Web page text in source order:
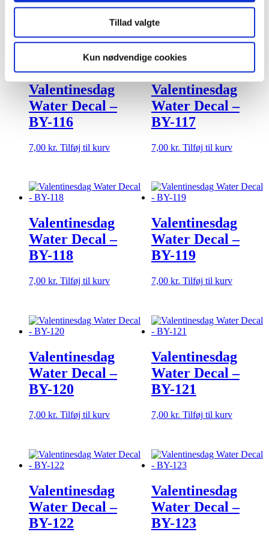
Tillad valgte
Kun nødvendige cookies
Valentinesdag
Water Decal –
BY-116
7,00 kr. Tilføj til kurv
Valentinesdag
Water Decal –
BY-117
7,00 kr. Tilføj til kurv
Valentinesdag
Water Decal –
BY-118
7,00 kr. Tilføj til kurv
Valentinesdag
Water Decal –
BY-119
7,00 kr. Tilføj til kurv
Valentinesdag
Water Decal –
BY-120
7,00 kr. Tilføj til kurv
Valentinesdag
Water Decal –
BY-121
7,00 kr. Tilføj til kurv
Valentinesdag
Water Decal –
BY-122
Valentinesdag
Water Decal –
BY-123